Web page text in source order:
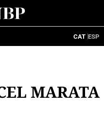
CAT ESP
MARATA